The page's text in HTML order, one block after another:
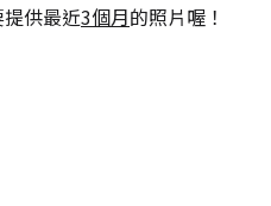
供最近3個月的照片喔！